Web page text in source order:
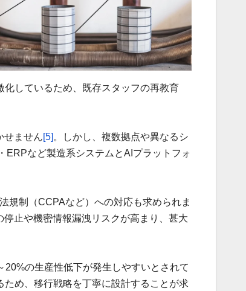
しているため、既存スタッフの再教育
せません[5] 。しかし、複数拠点や異なるシ
ERPなど製造系システムとAIプラットフォ
規制（CCPAなど）への対応も求められま
止や機密情報漏洩リスクが高まり、甚大
の生産性低下が発生しやすいとされて
め、移行戦略を丁寧に設計することが求